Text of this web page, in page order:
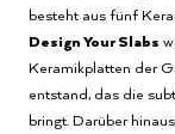
besteht aus fünf
Design Your Slabs
Keramikplatten der
entstand, das die
bringt. Darüber